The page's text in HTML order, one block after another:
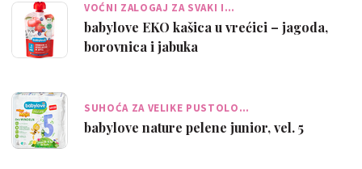
VOĆNI ZALOGAJ ZA SVAKI I…
babylove EKO kašica u vrećici – jagoda,
borovnica i jabuka
SUHOĆA ZA VELIKE PUSTOLO…
babylove nature pelene junior, vel. 5